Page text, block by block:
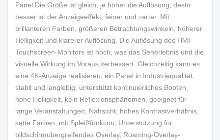
Panel Die Größe ist gleich, je höher die Auflösung, desto
besser ist der Anzeigeeffekt, feiner und zarter. Mit
brillanteren Farben, größeren Betrachtungswinkeln, höherer
Helligkeit und klarerer Auflösung. Die Auflösung des HMI-
Touchscreen-Monitors ist hoch, was das Seherlebnis und die
visuelle Wirkung im Voraus verbessert. Gleichzeitig kann es
eine 4K-Anzeige realisieren, ein Panel in Industriequalität,
stabil und langlebig, unterstützt kontinuierliches Booten,
hohe Helligkeit, kein Reflexionsphänomen, geeignet für
lange Veranstaltungen, Nahsicht, hohes Kontrastverhältnis,
satte Farben, mit Spleißfunktion, Unterstützung für
bildschirmübergreifendes Overlay, Roaming-Overlay-